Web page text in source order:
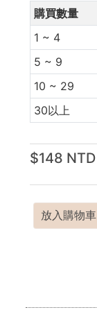
購買數量
1 ~ 4
5 ~ 9
10 ~ 29
30以上
$148 NTD
放入購物車